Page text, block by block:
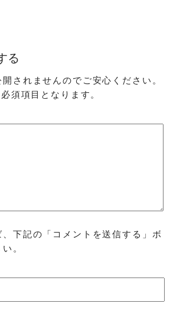
る
されませんのでご安心ください。
須項目となります。
下記の「コメントを送信する」ボ
。